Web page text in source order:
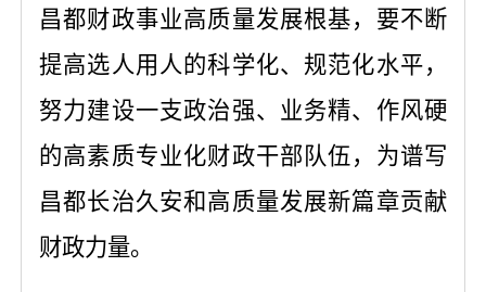
昌都财政事业高质量发展根基，要不断
提高选人用人的科学化、规范化水平，
努力建设一支政治强、业务精、作风硬
的高素质专业化财政干部队伍，为谱写
昌都长治久安和高质量发展新篇章贡献
财政力量。